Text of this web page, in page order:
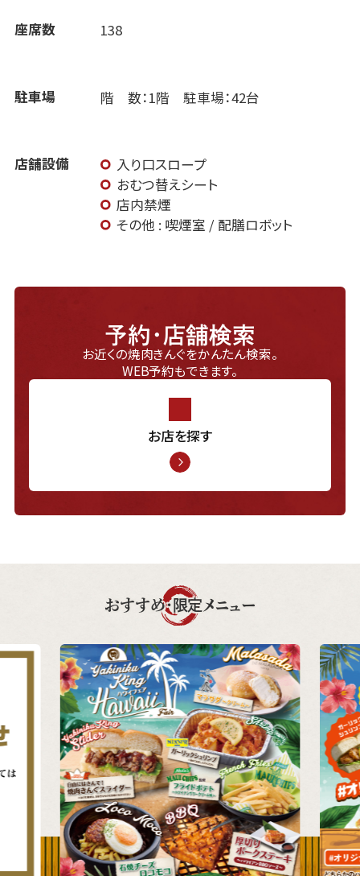
座席数 138
駐車場 階 数：1階 駐車場：42台
店舗設備
入り口スロープ
おむつ替えシート
店内禁煙
その他 : 喫煙室 / 配膳ロボット
予約・店舗検索
お近くの焼肉きんぐをかんたん検索。
WEB予約もできます。
お店を探す
おすすめ・限定メニュー